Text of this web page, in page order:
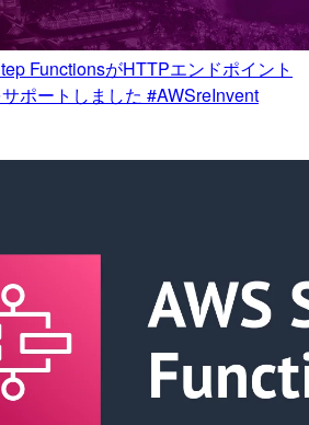
FunctionsがHTTPエンドポイント
ポートしました #AWSreInvent